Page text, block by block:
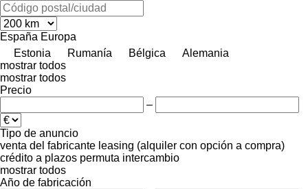
España Europa
Estonia
Rumanía Bélgica
Alemania
mostrar todos
mostrar todos
Precio
–
Tipo de anuncio
venta del fabricante leasing (alquiler con opción a compra)
crédito a plazos permuta intercambio
mostrar todos
Año de fabricación